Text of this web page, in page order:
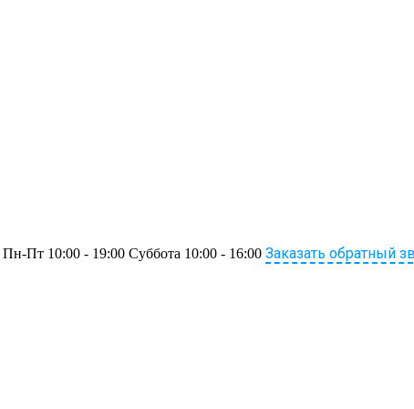
Пн-Пт 10:00 - 19:00 Суббота 10:00 - 16:00 Заказать обратный